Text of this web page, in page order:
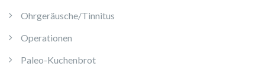
Ohrgeräusche/Tinnitus
Operationen
Paleo-Kuchenbrot